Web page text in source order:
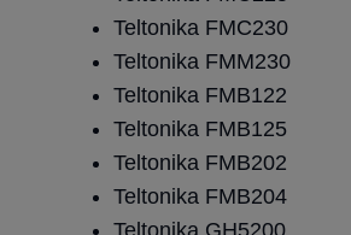
Teltonika FMC230
Teltonika FMM230
Teltonika FMB122
Teltonika FMB125
Teltonika FMB202
Teltonika FMB204